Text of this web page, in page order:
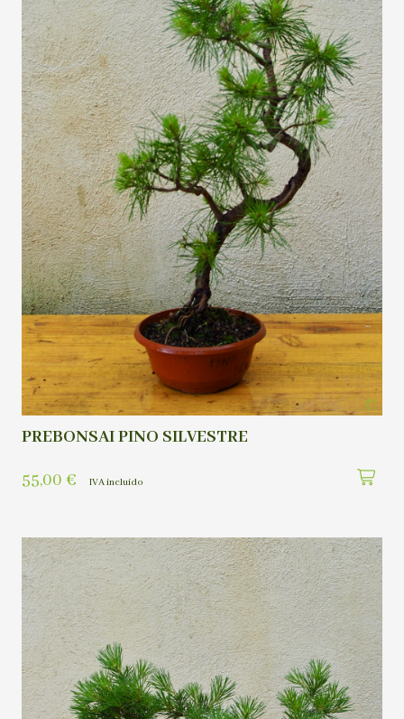
PREBONSAI PINO SILVESTRE
55,00 € IVA incluído